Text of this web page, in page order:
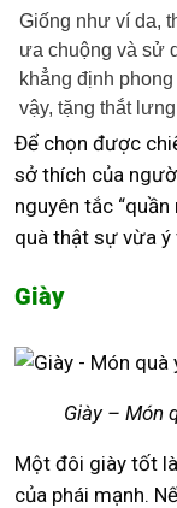
Giống như ví da,
ưa chuộng và sử
khẳng định
vậy, tặng thắt
Để chọn được
sở thích của
nguyên tắc
quà thật sự vừa ý
Giày
Giày – Món
Một đôi giày tốt
của phái mạnh.